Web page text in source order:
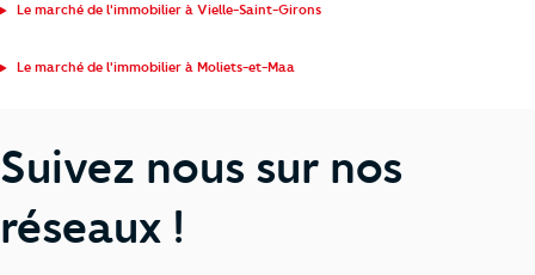
Le marché de l'immobilier à Vielle-Saint-Girons
Le marché de l'immobilier à Moliets-et-Maa
Suivez nous sur nos
réseaux !